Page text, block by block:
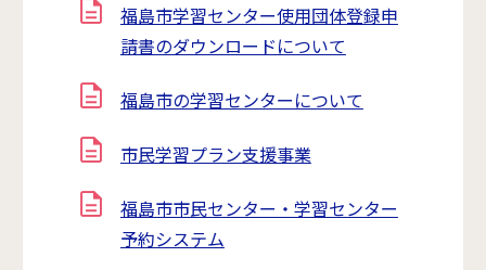
福島市学習センター使用団体登録申
請書のダウンロードについて
福島市の学習センターについて
市民学習プラン支援事業
福島市市民センター・学習センター
予約システム